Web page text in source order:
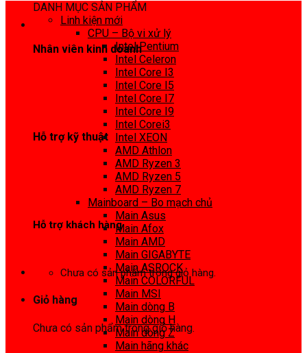
Nhân viên kinh doanh
Hỗ trợ kỹ thuật
Hỗ trợ khách hàng
Chưa có sản phẩm trong giỏ hàng.
Giỏ hàng
Chưa có sản phẩm trong giỏ hàng.
DANH MỤC SẢN PHẨM
Linh kiện mới
CPU – Bộ vi xử lý
Intel Pentium
Intel Celeron
Intel Core I3
Intel Core I5
Intel Core I7
Intel Core I9
Intel Corei3
Intel XEON
AMD Athlon
AMD Ryzen 3
AMD Ryzen 5
AMD Ryzen 7
Mainboard – Bo mạch chủ
Main Asus
Main Afox
Main AMD
Main GIGABYTE
Main ASROCK
Main COLORFUL
Main MSI
Main dòng B
Main dòng H
Main dòng Z
Main hãng khác